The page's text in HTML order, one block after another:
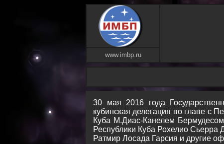
www.imbp.ru
30 мая 2016 года
кубинская делегация во главе с
Куба М.Диас-Канелем
Республики Куба Рохелио
Ратмир Лосада Гарсия и другие